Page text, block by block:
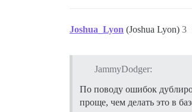
Joshua_Lyon (Joshua Lyon) 3
JammyDodger:
По поводу ошибок
проще, чем делать это в